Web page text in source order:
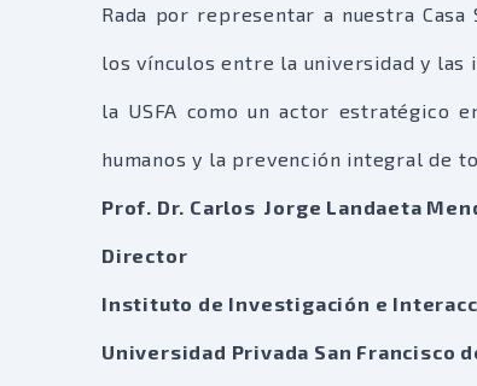
Rada por representar a nuestra
los vínculos entre la universidad y las
la USFA como un actor estratégico
humanos y la prevención integral de
Prof. Dr. Carlos Jorge Landaeta
Director
Instituto de Investigación e
Universidad Privada San Francisco